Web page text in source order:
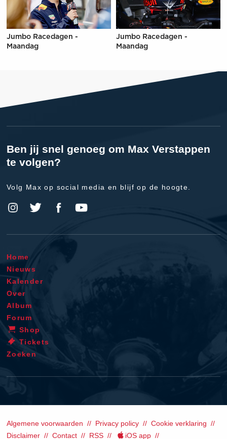
Jumbo Racedagen -
Maandag
Jumbo Racedagen -
Maandag
Ben jij snel genoeg om Max Verstappen
te volgen?
Volg Max op social media en blijf op de hoogte.
Home
Nieuws
Kalender
Over
Album
Forum
Shop
Tickets
Zoeken
Algemene voorwaarden Privacy policy
Cookie verklaring
Disclaimer
Contact RSS iOS app